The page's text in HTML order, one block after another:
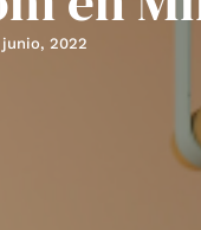
junio, 2022